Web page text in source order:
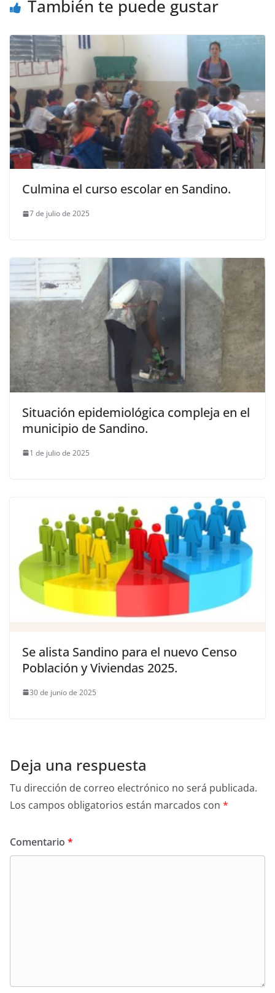
También te puede gustar
Culmina el curso escolar en Sandino.
7 de julio de 2025
Situación epidemiológica compleja en el
municipio de Sandino.
1 de julio de 2025
Se alista Sandino para el nuevo Censo
Población y Viviendas 2025.
30 de junio de 2025
Deja una respuesta
Tu dirección de correo electrónico no será publicada.
Los campos obligatorios están marcados con *
Comentario *